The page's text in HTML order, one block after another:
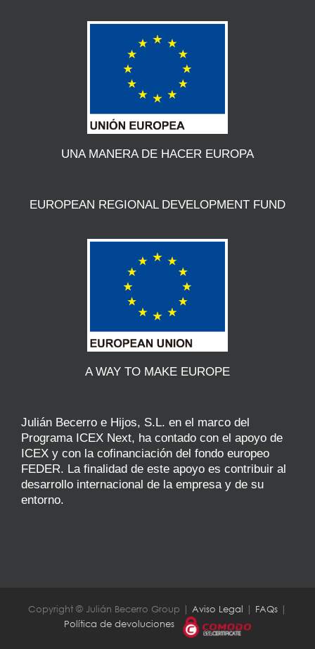
UNA MANERA DE HACER EUROPA
EUROPEAN REGIONAL DEVELOPMENT FUND
A WAY TO MAKE EUROPE
Julián Becerro e Hijos, S.L. en el marco del
Programa ICEX Next, ha contado con el apoyo de
ICEX y con la cofinanciación del fondo europeo
FEDER. La finalidad de este apoyo es contribuir al
desarrollo internacional de la empresa y de su
entorno.
Copyright © Julián Becerro Group | Aviso Legal | FAQs |
Política de devoluciones